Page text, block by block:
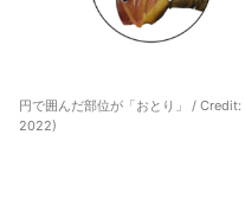
円で囲んだ部位が「おとり」 / Credit:
2022)